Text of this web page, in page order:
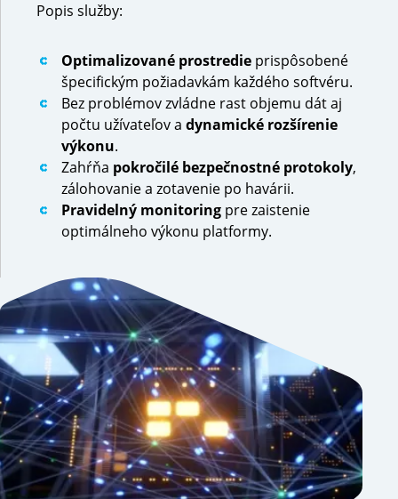
Popis služby:
Optimalizované prostredie prispôsobené
špecifickým požiadavkám každého softvéru.
Bez problémov zvládne rast objemu dát aj
počtu užívateľov a dynamické rozšírenie
výkonu.
Zahŕňa pokročilé bezpečnostné protokoly,
zálohovanie a zotavenie po havárii.
Pravidelný monitoring pre zaistenie
optimálneho výkonu platformy.